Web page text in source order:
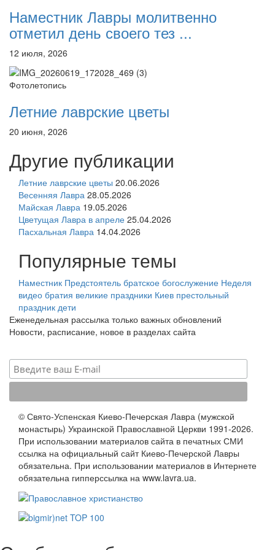
Наместник Лавры молитвенно
отметил день своего тез ...
12 июля, 2026
Фотолетопись
Летние лаврские цветы
20 июня, 2026
Другие публикации
Летние лаврские цветы 20.06.2026
Весенняя Лавра 28.05.2026
Майская Лавра 19.05.2026
Цветущая Лавра в апреле 25.04.2026
Пасхальная Лавра 14.04.2026
Популярные темы
Наместник Предстоятель братское богослужение Неделя
видео братия великие праздники Киев престольный
праздник дети
Еженедельная рассылка только важных обновлений
Новости, расписание, новое в разделах сайта
© Свято-Успенская Киево-Печерская Лавра (мужской
монастырь) Украинской Православной Церкви 1991-2026.
При использовании материалов сайта в печатных СМИ
ссылка на официальный сайт Киево-Печерской Лавры
обязательна. При использовании материалов в Интернете
обязательна гипперссылка на www.lavra.ua.